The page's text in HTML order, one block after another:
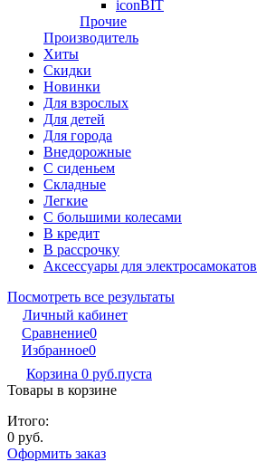
iconBIT
Прочие
Производитель
Хиты
Скидки
Новинки
Для взрослых
Для детей
Для города
Внедорожные
С сиденьем
Складные
Легкие
С большими колесами
В кредит
В рассрочку
Аксессуары для электросамокатов
Посмотреть все результаты
Личный кабинет
Сравнение0
Избранное0
Корзина 0 руб.пуста
Товары в корзине
Итого:
0 руб.
Оформить заказ